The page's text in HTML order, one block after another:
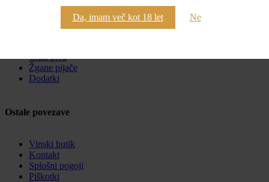
Da, imam več kot 18 let Ne
Oranžna vina
Craft piva
Žgane pijače
Dodatki
Ostale povezave
Vinski butik
Kontakt
Splošni pogoji
Piškotki